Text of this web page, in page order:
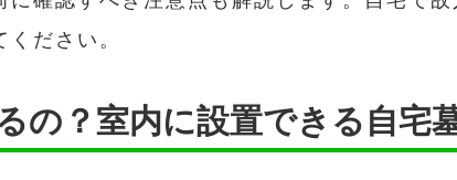
ください。
の？室内に設置できる自宅